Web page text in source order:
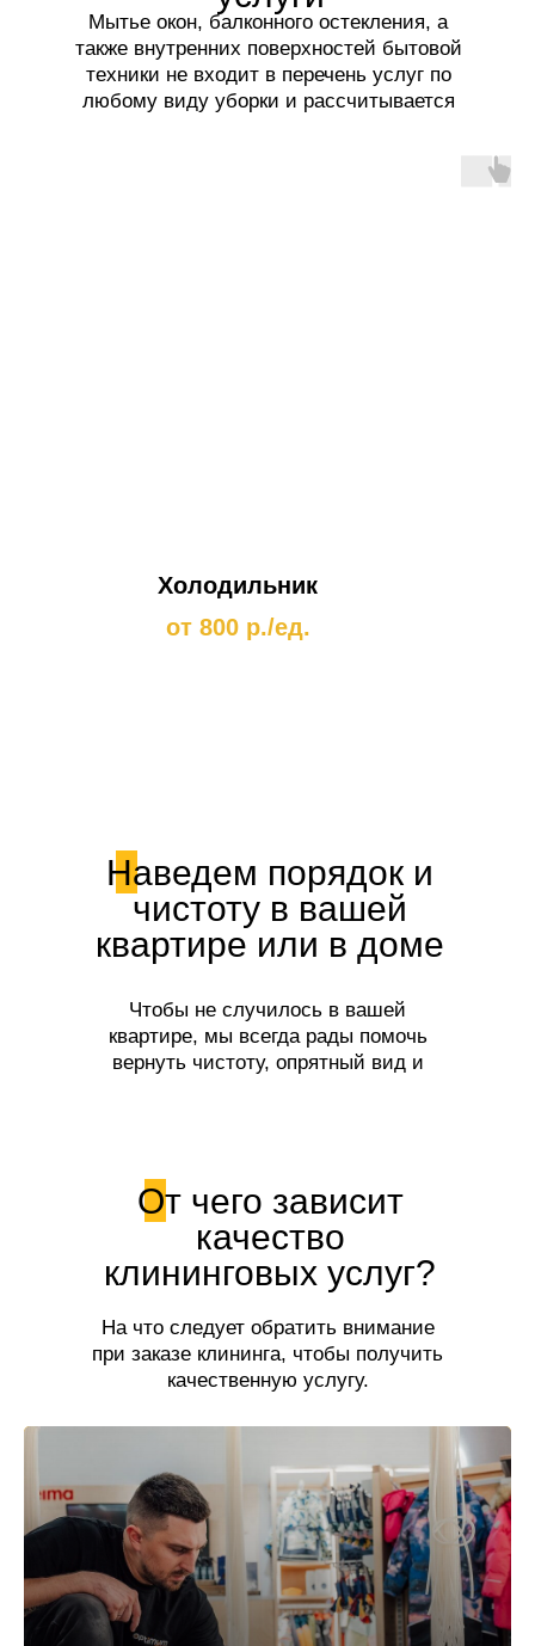
Мытье окон, балконного остекления, а
также внутренних поверхностей бытовой
техники не входит в перечень услуг по
любому виду уборки и рассчитывается
Холодильник
от 800 р./ед.
Наведем порядок и
чистоту в вашей
квартире или в доме
Чтобы не случилось в вашей
квартире, мы всегда рады помочь
вернуть чистоту, опрятный вид и
От чего зависит
качество
клининговых услуг?
На что следует обратить внимание
при заказе клининга, чтобы получить
качественную услугу.